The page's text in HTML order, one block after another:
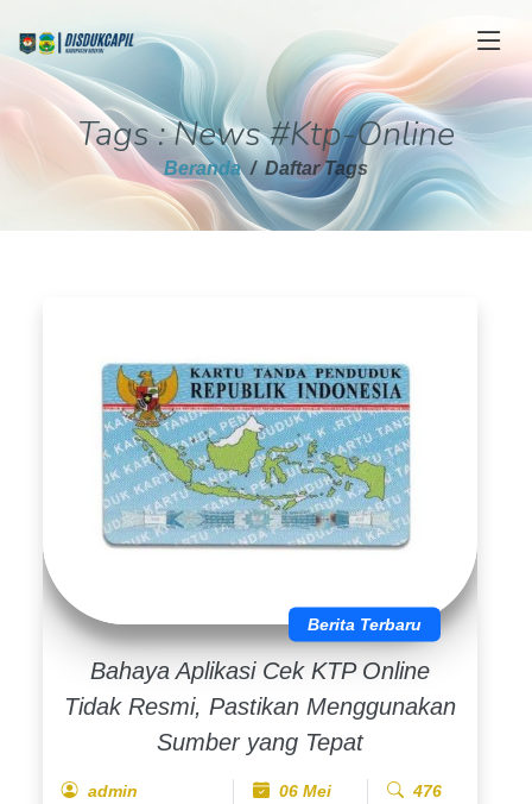
Tags : News #Ktp-Online
Beranda Daftar Tags
Berita Terbaru
Bahaya Aplikasi Cek KTP Online
Tidak Resmi, Pastikan Menggunakan
Sumber yang Tepat
admin
06 Mei
476